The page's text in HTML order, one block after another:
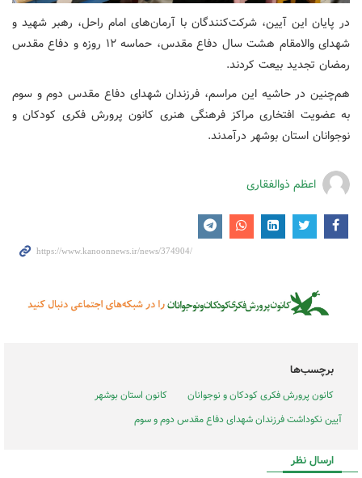
در پایان این آیین، شرکت‌کنندگان با آرمان‌های امام راحل، رهبر شهید و
شهدای والامقام هشت سال دفاع مقدس، حماسه ۱۲ روزه و دفاع مقدس
رمضان تجدید بیعت کردند.
هم‌چنین در حاشیه این مراسم، فرزندان شهدای دفاع مقدس دوم و سوم
به عضویت افتخاری مراکز فرهنگی هنری کانون پرورش فکری کودکان و
نوجوانان استان بوشهر درآمدند.
اعظم ذوالفقاری
برچسب‌ها
کانون پرورش فکری کودکان و نوجوانان
کانون استان بوشهر
آیین نکوداشت فرزندان شهدای دفاع مقدس دوم و سوم
ارسال نظر